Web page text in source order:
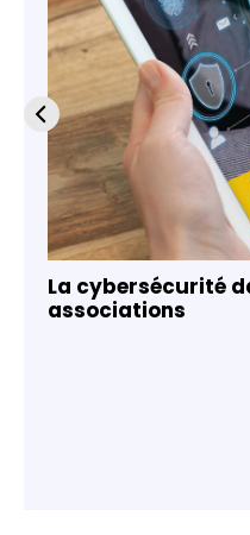
La cybersécurité
associations